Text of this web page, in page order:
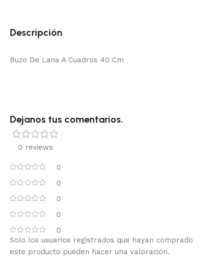
Descripción
Buzo De Lana A Cuadros 40 Cm
Dejanos tus comentarios.
0 reviews
0
0
0
0
0
Solo los usuarios registrados que hayan comprado
este producto pueden hacer una valoración.